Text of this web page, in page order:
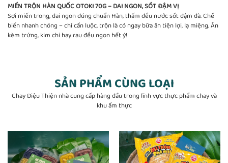
MIẾN TRỘN HÀN QUỐC OTOKI 70G – DAI NGON, SỐT ĐẬM VỊ
Sợi miến trong, dai ngon đúng chuẩn Hàn, thấm đều nước sốt đậm đà. Chế
biến nhanh chóng – chỉ cần luộc, trộn là có ngay bữa ăn tiện lợi, lạ miệng. Ăn
kèm trứng, kim chi hay rau đều ngon hết ý!
SẢN PHẨM CÙNG LOẠI
Chay Diệu Thiện nhà cung cấp hàng đầu trong lĩnh vực thực phẩm chay và
khu ẩm thực